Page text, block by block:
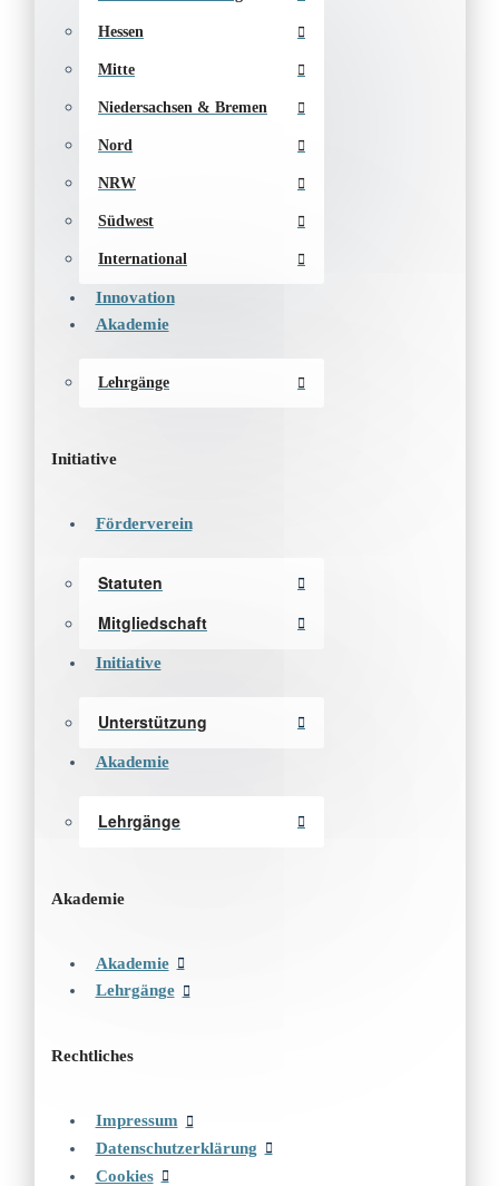
Hessen
Mitte
Niedersachsen & Bremen
Nord
NRW
Südwest
International
Innovation
Akademie
Lehrgänge
Initiative
Förderverein
Statuten
Mitgliedschaft
Initiative
Unterstützung
Akademie
Lehrgänge
Akademie
Akademie
Lehrgänge
Rechtliches
Impressum
Datenschutzerklärung
Cookies